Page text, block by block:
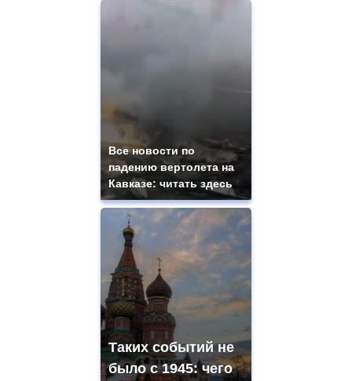
Все новости по
падению вертолета на
Кавказе: читать здесь
Таких событий не
было с 1945: чего